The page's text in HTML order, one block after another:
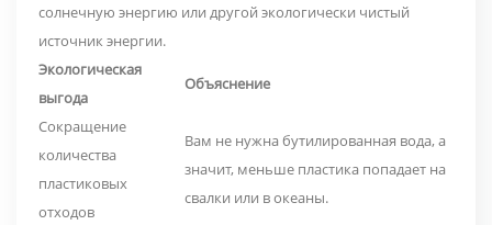
солнечную энергию или другой экологически чистый
источник энергии.
Экологическая
выгода
Объяснение
Сокращение
количества
пластиковых
отходов
Вам не нужна бутилированная вода, а
значит, меньше пластика попадает на
свалки или в океаны.